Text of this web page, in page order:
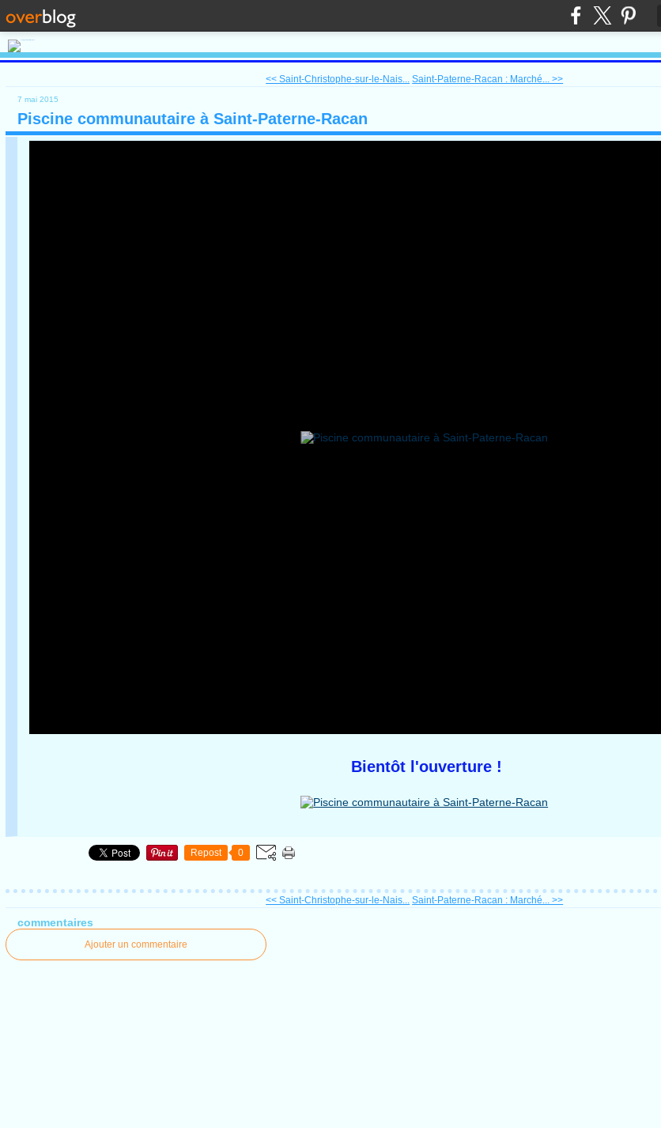
<< Saint-Christophe-sur-le-Nais... Saint-Paterne-Racan : Marché... >>
7 mai 2015
Piscine communautaire à Saint-Paterne-Racan
Bientôt l'ouverture !
Repost 0
<< Saint-Christophe-sur-le-Nais... Saint-Paterne-Racan : Marché... >>
commentaires
Ajouter un commentaire